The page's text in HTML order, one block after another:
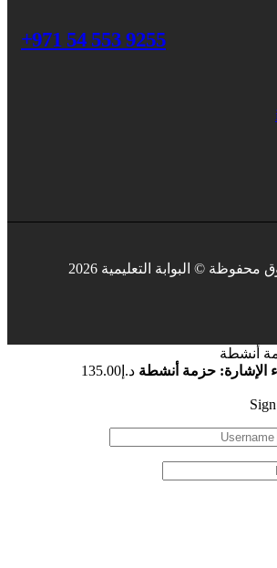
+971 54 553 9255
محفوظة © البوابة التعليمية 2026
الإشارة: حزمة أنشطة د.إ 135.00